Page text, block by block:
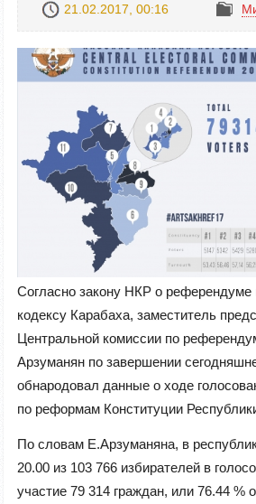
21.02.2017, 00:16
Согласно закону НКР о референдуме
кодексу Карабаха, заместитель
Центральной комиссии по
Арзуманян по завершении
обнародовал данные о ходе
по реформам Конституции
По словам Е.Арзуманяна, в
20.00 из 103 766 избирателей в
участие 79 314 граждан, или 76.44 %